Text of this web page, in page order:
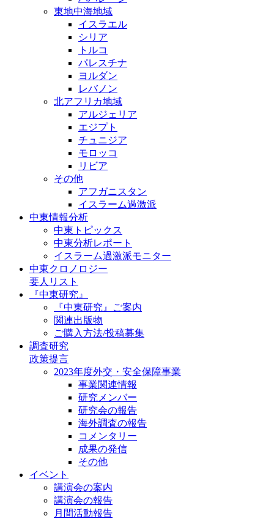
東地中海地域
イスラエル
シリア
トルコ
パレスチナ
ヨルダン
レバノン
北アフリカ地域
アルジェリア
エジプト
チュニジア
モロッコ
リビア
その他
アフガニスタン
イスラーム過激派
中東情報分析
中東トピックス
中東分析レポート
イスラーム過激派モニター
中東クロノロジー
要人リスト
『中東研究』
『中東研究』ご案内
関連出版物
ご購入方法/投稿募集
調査研究
政策提言
2023年度外交・安全保障事業
事業関連情報
研究メンバー
研究会の報告
海外調査の報告
コメンタリー
成果の発信
その他
イベント
講演会の案内
講演会の報告
月間活動報告